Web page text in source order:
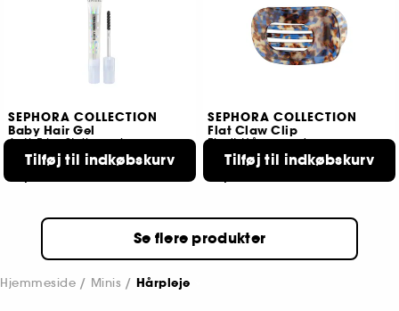
SEPHORA COLLECTION
Baby Hair Gel
Anti-Frizz Stylinggel
12
89,00 KR
Tilføj til indkøbskurv
SEPHORA COLLECTION
Flat Claw Clip
Fladt Hårspænde
10
89,00 KR
Tilføj til indkøbskurv
Se flere produkter
Hjemmeside Minis Hårpleje